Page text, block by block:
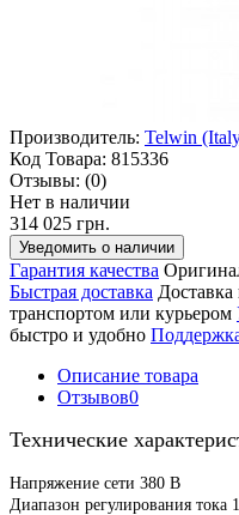
Производитель: Telwin
Код Товара: 815336
Отзывы: (0)
Нет в наличии
314 025 грн.
Уведомить о наличии
Гарантия качества
Быстрая доставка
транспортом или курьером
быстро и удобно
Описание товара
Отзывов0
Технические
Напряжение сети 380 В
Диапазон регулирования тока